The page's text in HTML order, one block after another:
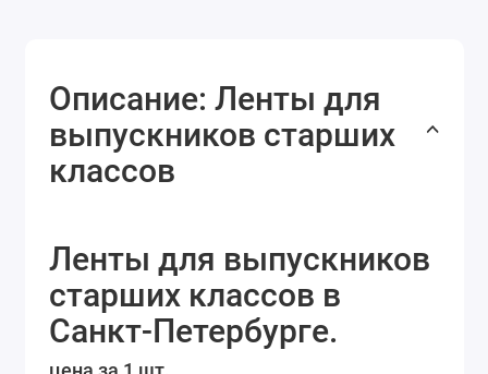
Описание: Ленты для
выпускников старших
классов
Ленты для выпускников
старших классов в
Санкт-Петербурге.